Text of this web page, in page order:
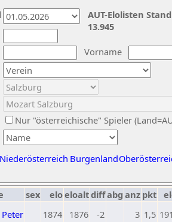
Vorname
Nur "österreichische" Spieler
Niederösterreich Burgenland
AUT-Elolisten
13.945
sex eloeloaltdiffabg anz pkt
1874 1876 -2 3 1,5